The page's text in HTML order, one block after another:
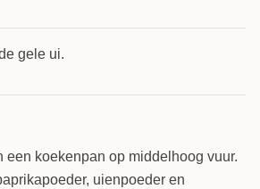
gele ui.
een koekenpan op middelhoog vuur.
uienpoeder en